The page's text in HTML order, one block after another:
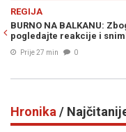
o Kosovu pukla podrška
u Tirani
Hronika /